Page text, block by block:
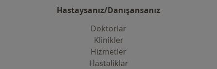
Hastaysanız/Danışansanız
Doktorlar
Klinikler
Hizmetler
Hastaliklar